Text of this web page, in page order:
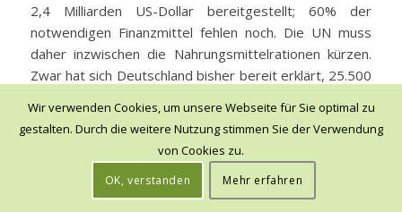
2,4 Milliarden US-Dollar bereitgestellt; 60% der
notwendigen Finanzmittel fehlen noch. Die UN muss
daher inzwischen die Nahrungsmittelrationen kürzen.
Zwar hat sich Deutschland bisher bereit erklärt, 25.500
Syrien finanziell zu unterstützen.
Dennoch gibt es keinen Zweifel, dass eine Ausweitung
der Hilfen für Syrien und die Nachbarländer dringend
notwendig ist. Hierbei handelt es sich nicht nur um
Wir verwenden Cookies, um unsere Webseite für Sie optimal zu
gestalten. Durch die weitere Nutzung stimmen Sie der Verwendung
von Cookies zu.
OK, verstanden Mehr erfahren